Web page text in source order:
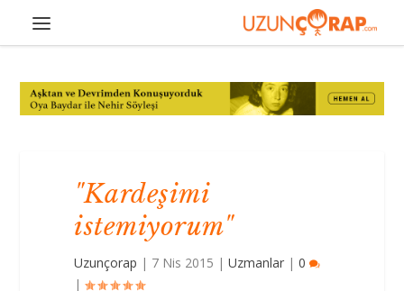
"Kardeşimi
istemiyorum"
Uzunçorap | 7 Nis 2015 |Uzmanlar |0
|